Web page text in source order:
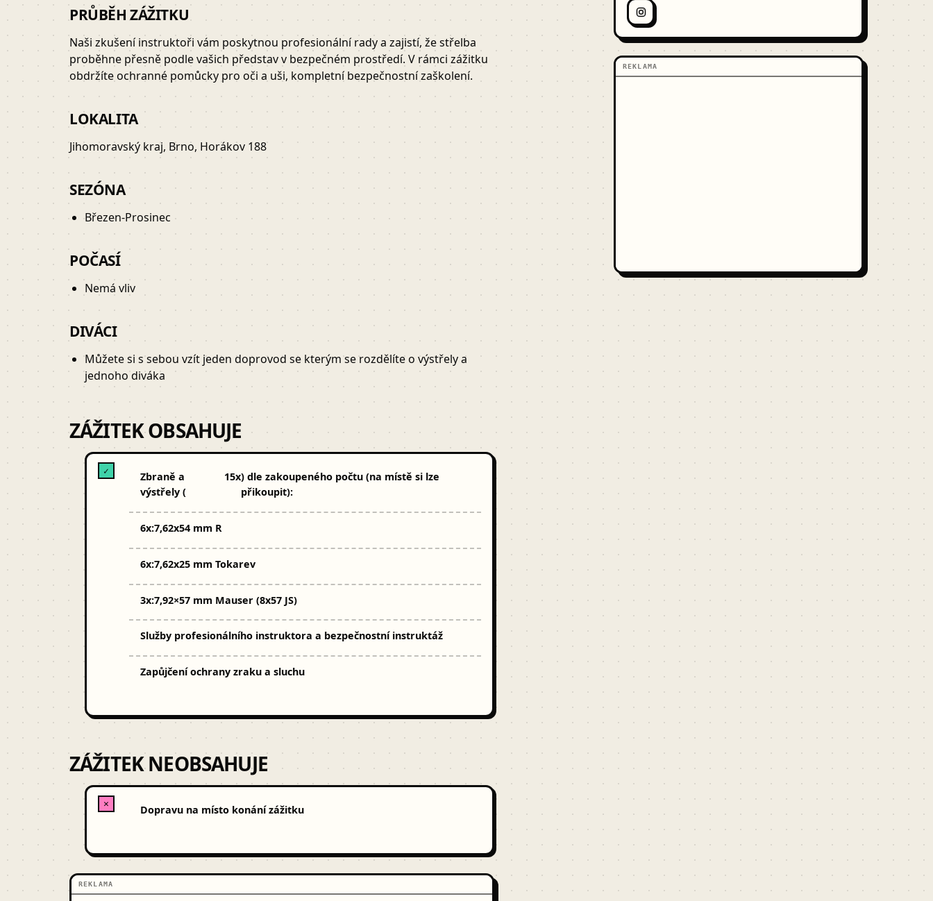
PRŮBĚH ZÁŽITKU
Naši zkušení instruktoři vám poskytnou profesionální rady a zajistí, že střelba
proběhne přesně podle vašich představ v bezpečném prostředí. V rámci zážitku
obdržíte ochranné pomůcky pro oči a uši, kompletní bezpečnostní zaškolení.
LOKALITA
Jihomoravský kraj, Brno, Horákov 188
SEZÓNA
Březen-Prosinec
POČASÍ
Nemá vliv
DIVÁCI
Můžete si s sebou vzít jeden doprovod se kterým se rozdělíte o výstřely a
jednoho diváka
ZÁŽITEK OBSAHUJE
✓
Zbraně a
výstřely (
15x) dle zakoupeného počtu (na místě si lze
přikoupit):
6x:7,62x54 mm R
6x:7,62x25 mm Tokarev
3x:7,92×57 mm Mauser (8x57 JS)
Služby profesionálního instruktora a bezpečnostní instruktáž
Zapůjčení ochrany zraku a sluchu
ZÁŽITEK NEOBSAHUJE
✕ Dopravu na místo konání zážitku
REKLAMA
REKLAMA